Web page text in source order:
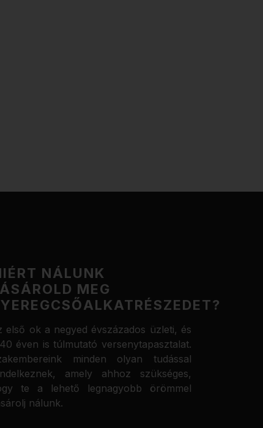
NÁLUNK
MEG
első ok a negyed évszázados üzleti, és
éven is túlmutató versenytapasztalat.
minden olyan tudással
amely ahhoz szükséges,
te a lehető legnagyobb örömmel
nálunk.